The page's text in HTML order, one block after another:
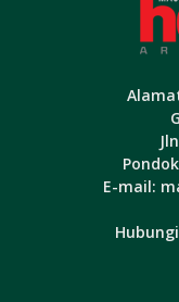
E-mail: